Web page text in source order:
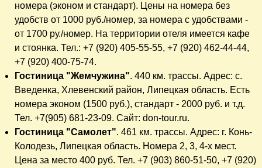
номера (эконом и стандарт). Цены на номера без
удобств от 1000 руб./номер, за номера с удобствами -
от 1700 ру./номер. На территории отеля имеется кафе
и стоянка. Тел.: +7 (920) 405-55-55, +7 (920) 462-44-44,
+7 (920) 400-75-74.
Гостиница "Жемчужина". 440 км. трассы. Адрес: с.
Введенка, Хлевенский район, Липецкая область. Есть
номера эконом (1500 руб.), стандарт - 2000 руб. и т.д.
Тел. +7(905) 681-23-09. Сайт: don-tour.ru.
Гостиница "Самолет". 461 км. трассы. Адрес: г. Конь-
Колодезь, Липецкая область. Номера 2, 3, 4-х мест.
Цена за место 400 руб. Тел. +7 (903) 860-51-50, +7 (920)